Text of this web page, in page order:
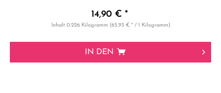
14,90 € *
Inhalt 0.226 Kilogramm (65,93 € * / 1 Kilogramm)
IN DEN